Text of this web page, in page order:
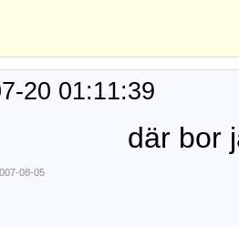
20 01:11:39
08-05
där bor